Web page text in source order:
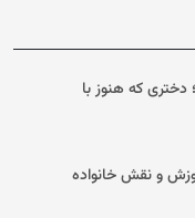
دختری که هنوز با
و نقش خانواده